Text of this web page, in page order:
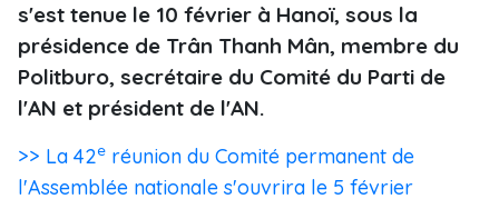
s'est tenue le 10 février à Hanoï, sous la
présidence de Trân Thanh Mân, membre du
Politburo, secrétaire du Comité du Parti de
l'AN et président de l'AN.
>> La 42e réunion du Comité permanent de
l'Assemblée nationale s'ouvrira le 5 février